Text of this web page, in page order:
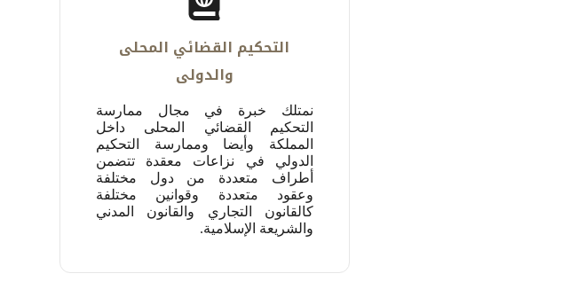
التحكيم القضائي المحلى
والدولى
نمتلك خبرة في مجال ممارسة
التحكيم القضائي المحلى داخل
المملكة وأيضا وممارسة التحكيم
الدولي في نزاعات معقدة تتضمن
أطراف متعددة من دول ‏مختلفة
وعقود متعددة وقوانين مختلفة
كالقانون التجاري والقانون المدني
والشريعة الإسلامية.